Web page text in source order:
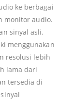
ke berbagai
monitor audio.
sinyal asli.
menggunakan
resolusi lebih
lama dari
tersedia di